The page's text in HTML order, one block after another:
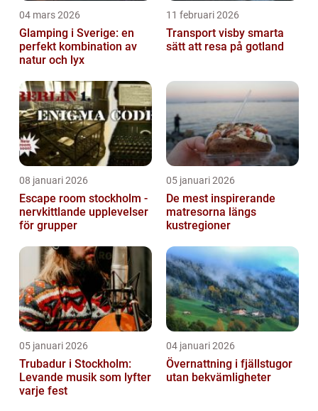
04 mars 2026
Glamping i Sverige: en
perfekt kombination av
natur och lyx
11 februari 2026
Transport visby smarta
sätt att resa på gotland
08 januari 2026
Escape room stockholm -
nervkittlande upplevelser
för grupper
05 januari 2026
De mest inspirerande
matresorna längs
kustregioner
05 januari 2026
Trubadur i Stockholm:
Levande musik som lyfter
varje fest
04 januari 2026
Övernattning i fjällstugor
utan bekvämligheter